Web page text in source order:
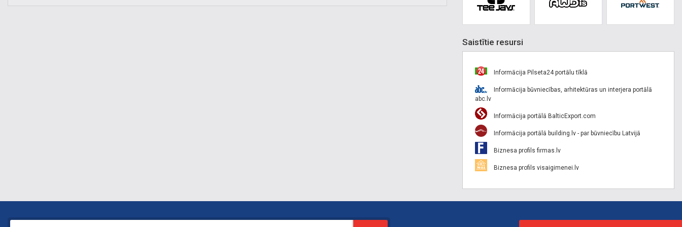
Saistītie resursi
Informācija Pilseta24 portālu tīklā
Informācija būvniecības, arhitektūras un interjera portālā
abc.lv
Informācija portālā BalticExport.com
Informācija portālā building.lv - par būvniecību Latvijā
Biznesa profils firmas.lv
Biznesa profils visaigimenei.lv